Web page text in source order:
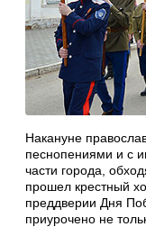
Накануне
песнопениями и с
части города,
прошел крестный
преддверии Дня
приурочено не